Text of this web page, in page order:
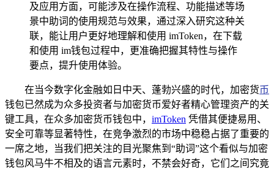
及应用方面，可能涉及在操作流程、功能描述等场
景中助词的使用规范与效果，通过深入研究这种关
联，能让用户更好地理解和使用 imToken，在下载
和使用 im钱包过程中，更准确把握其特性与操作
要点，提升使用体验。
在当今数字化金融如日中天、蓬勃兴盛的时代，加密货币
钱包已然成为众多投资者与加密货币爱好者精心管理资产的关
键工具，在众多加密货币钱包中， imToken 凭借其便捷易用、
安全可靠等显著特性，在竞争激烈的市场中稳稳占据了重要的
一席之地，当我们把关注的目光聚焦到“助词”这个看似与加密
钱包风马牛不相及的语言元素时，不禁会好奇，它们之间究竟